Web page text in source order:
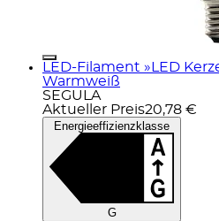
LED-Filament »LED
Warmweiß
SEGULA
Aktueller Preis20,78 €
Energieeffizienzklasse
G